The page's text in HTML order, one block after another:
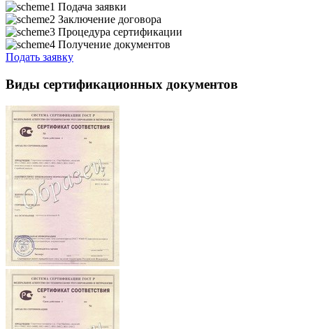
Подача заявки
Заключение договора
Процедура сертификации
Получение документов
Подать заявку
Виды сертификационных документов